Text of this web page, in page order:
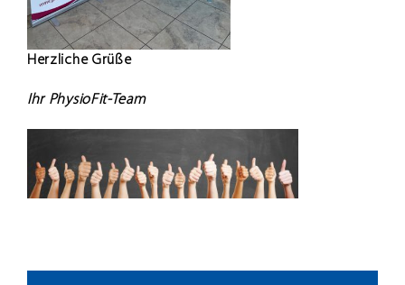
Herzliche Grüße
Ihr PhysioFit-Team